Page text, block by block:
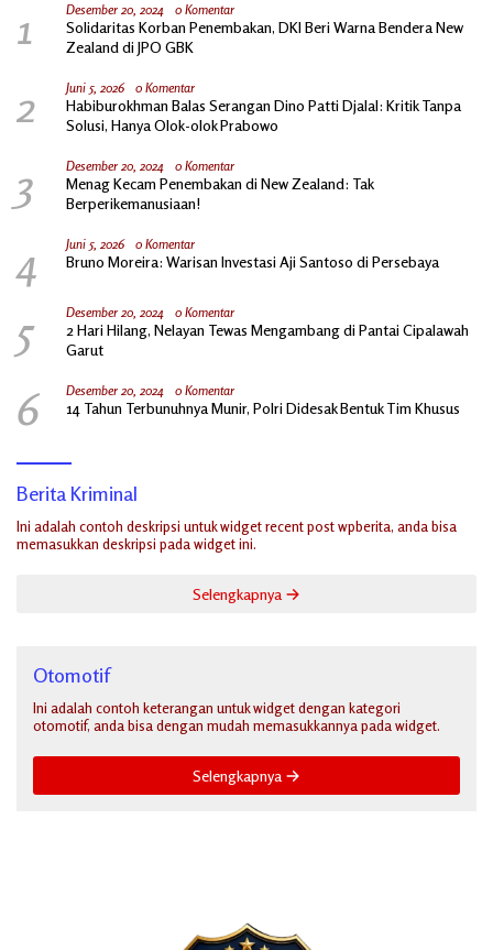
1 Desember 20, 2024 0 Komentar
Solidaritas Korban Penembakan, DKI Beri Warna Bendera New
Zealand di JPO GBK
2 Juni 5, 2026 0 Komentar
Habiburokhman Balas Serangan Dino Patti Djalal: Kritik Tanpa
Solusi, Hanya Olok-olok Prabowo
3 Desember 20, 2024 0 Komentar
Menag Kecam Penembakan di New Zealand: Tak
Berperikemanusiaan!
4 Juni 5, 2026 0 Komentar
Bruno Moreira: Warisan Investasi Aji Santoso di Persebaya
5 Desember 20, 2024 0 Komentar
2 Hari Hilang, Nelayan Tewas Mengambang di Pantai Cipalawah
Garut
6 Desember 20, 2024 0 Komentar
14 Tahun Terbunuhnya Munir, Polri Didesak Bentuk Tim Khusus
Berita Kriminal
Ini adalah contoh deskripsi untuk widget recent post wpberita, anda bisa
memasukkan deskripsi pada widget ini.
Selengkapnya
Otomotif
Ini adalah contoh keterangan untuk widget dengan kategori
otomotif, anda bisa dengan mudah memasukkannya pada widget.
Selengkapnya